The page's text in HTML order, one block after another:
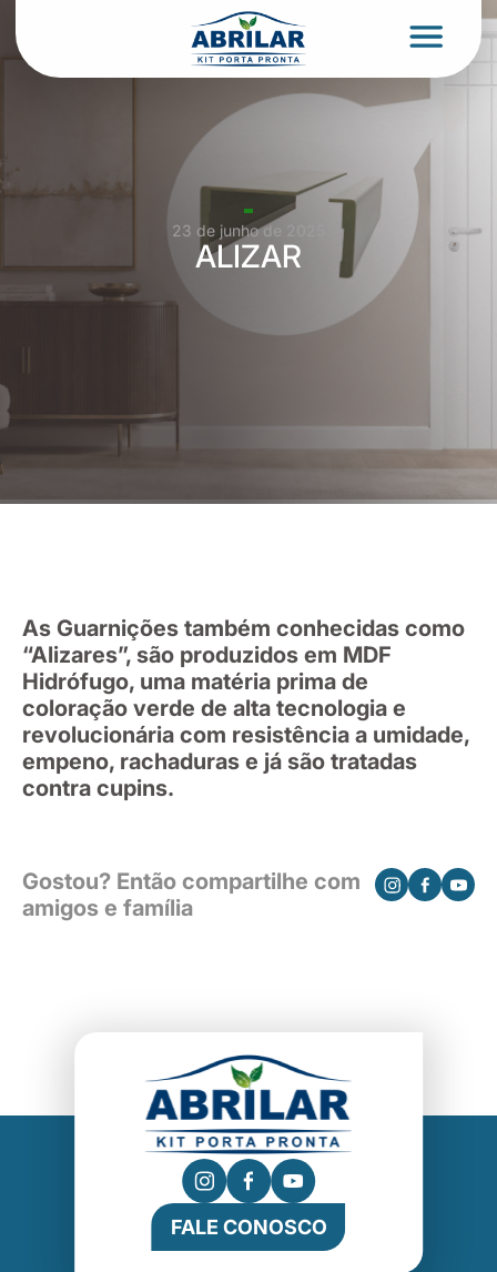
23 de junho de 2025
ALIZAR
As Guarnições também conhecidas como
“Alizares”, são produzidos em MDF
Hidrófugo, uma matéria prima de
coloração verde de alta tecnologia e
revolucionária com resistência a umidade,
empeno, rachaduras e já são tratadas
contra cupins.
Gostou? Então compartilhe com
amigos e família
FALE CONOSCO